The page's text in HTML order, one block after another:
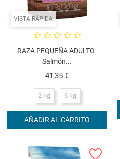
VISTA RÁPIDA
RAZA PEQUEÑA ADULTO-
Salmón...
41,35 €Precio
2 kg 6 kg
AÑADIR AL CARRITO